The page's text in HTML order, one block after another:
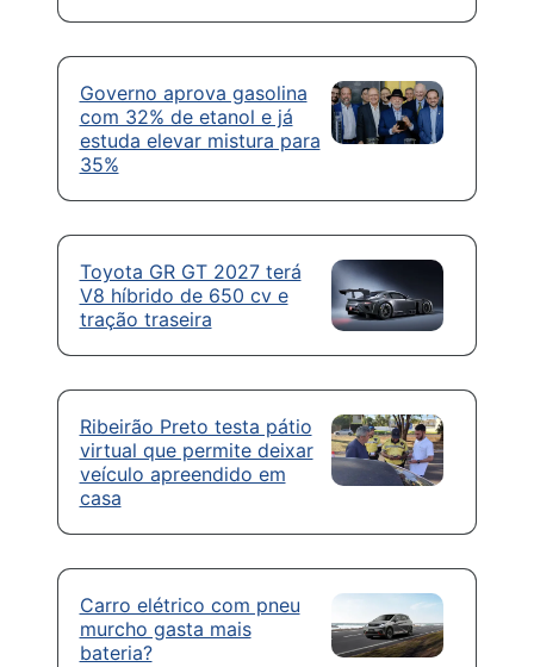
Governo aprova gasolina
com 32% de etanol e já
estuda elevar mistura para
35%
Toyota GR GT 2027 terá
V8 híbrido de 650 cv e
tração traseira
Ribeirão Preto testa pátio
virtual que permite deixar
veículo apreendido em
casa
Carro elétrico com pneu
murcho gasta mais
bateria?